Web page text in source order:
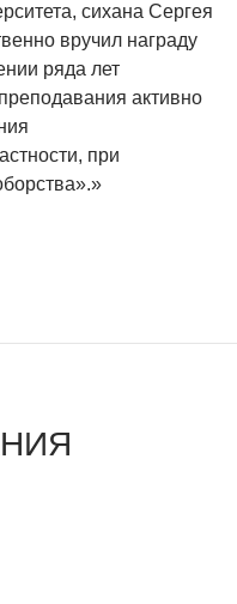
сихана Сергея
вручил награду
ряда лет
активно
при